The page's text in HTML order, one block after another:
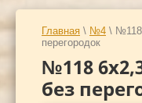
Главная \ №4 \ №118
перегородок
№118
без